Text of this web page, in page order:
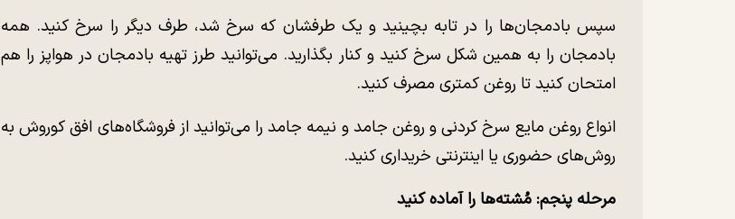
سپس بادمجان‌ها را در تابه بچینید و یک طرفشان که سرخ شد، طرف دیگر را سرخ کنید. همه
بادمجان را به همین شکل سرخ کنید و کنار بگذارید. می‌توانید طرز تهیه بادمجان در هواپز را هم
امتحان کنید تا روغن کمتری مصرف کنید.
انواع روغن مایع سرخ کردنی و روغن جامد و نیمه جامد را می‌توانید از فروشگاه‌های افق کوروش به
روش‌های حضوری یا اینترنتی خریداری کنید.
مرحله پنجم: مُشته‌ها را آماده کنید